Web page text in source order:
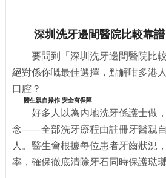
深圳洗牙邊間醫院比較靠譜
要問到「深圳洗牙邊間醫院比較
絕對係你嘅最佳選擇，點解咁多港
口腔？
醫生親自操作 安全有保障
好多人以為內地洗牙係護士做
念——全部洗牙療程由註冊牙醫親
人。醫生會根據每位患者牙齒狀況
率，確保徹底清除牙石同時保護琺瑯